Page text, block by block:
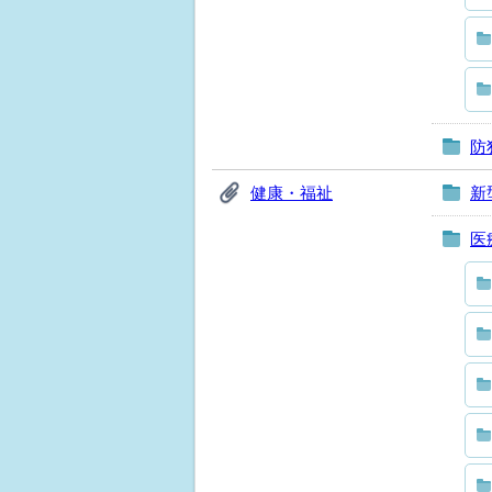
防
健康・福祉 新
医